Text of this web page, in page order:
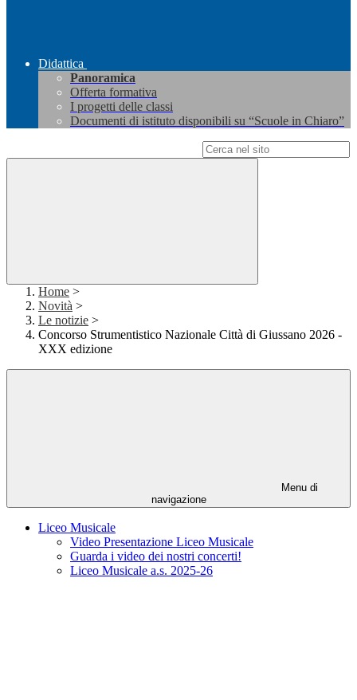
Didattica
Panoramica
Offerta formativa
I progetti delle classi
Documenti di istituto disponibili su “Scuole in Chiaro”
Home >
Novità >
Le notizie >
Concorso Strumentistico Nazionale Città di Giussano 2026 -
XXX edizione
Menu di
navigazione
Liceo Musicale
Video Presentazione Liceo Musicale
Guarda i video dei nostri concerti!
Liceo Musicale a.s. 2025-26